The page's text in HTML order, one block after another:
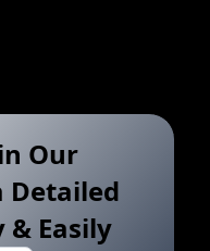
Our
Detailed
& Easily